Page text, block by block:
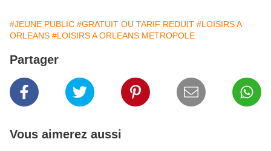
#JEUNE PUBLIC #GRATUIT OU TARIF REDUIT #LOISIRS A
ORLEANS #LOISIRS A ORLEANS METROPOLE
Partager
Vous aimerez aussi